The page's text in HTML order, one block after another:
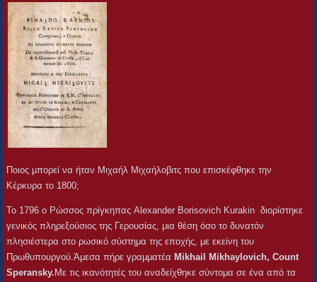
Ποιος μπορεί να ήταν Μιχαήλ Μιχαήλοβιτς που επισκέφθηκε την
Κέρκυρα το 1800;
To 1796 o Ρώσσος πρίγκηπας Alexander Borisovich Kurakin διορίστηκε
γενικός πληρεξούσιος της Γερουσίας, μια θέση όσο το δυνατόν
πλησιέστερα στο ρωσικό σύστημα της εποχής, με εκείνη του
Πρωθυπουργού.Άμεσα πήρε γραμματέα Mikhail Mikhaylovich, Count
Speransky. Με τις ικανότητές του αναδείχθηκε σύντομα σε ένα από τα